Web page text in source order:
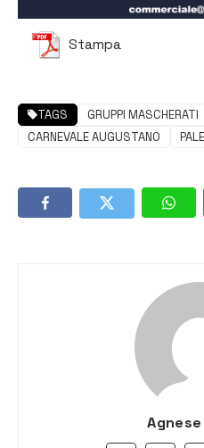
Stampa
TAGS GRUPPI MASCHERATI
CARNEVALE AUGUSTANO